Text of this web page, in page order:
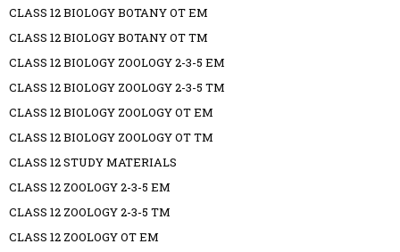
CLASS 12 BIOLOGY BOTANY OT EM
CLASS 12 BIOLOGY BOTANY OT TM
CLASS 12 BIOLOGY ZOOLOGY 2-3-5 EM
CLASS 12 BIOLOGY ZOOLOGY 2-3-5 TM
CLASS 12 BIOLOGY ZOOLOGY OT EM
CLASS 12 BIOLOGY ZOOLOGY OT TM
CLASS 12 STUDY MATERIALS
CLASS 12 ZOOLOGY 2-3-5 EM
CLASS 12 ZOOLOGY 2-3-5 TM
CLASS 12 ZOOLOGY OT EM